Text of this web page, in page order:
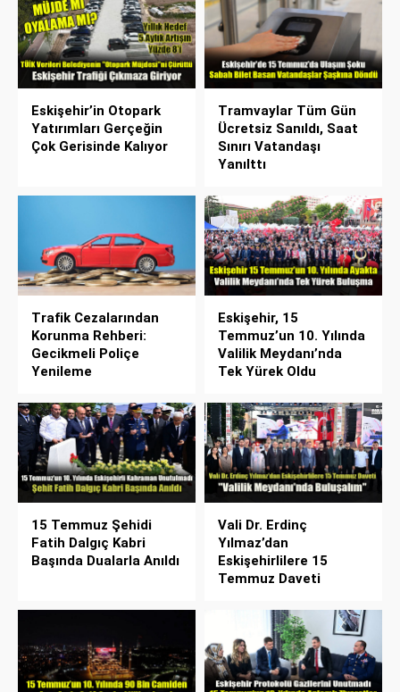
Eskişehir’in Otopark
Yatırımları Gerçeğin
Çok Gerisinde Kalıyor
Tramvaylar Tüm Gün
Ücretsiz Sanıldı, Saat
Sınırı Vatandaşı
Yanılttı
Trafik Cezalarından
Korunma Rehberi:
Gecikmeli Poliçe
Yenileme
Eskişehir, 15
Temmuz’un 10. Yılında
Valilik Meydanı’nda
Tek Yürek Oldu
15 Temmuz Şehidi
Fatih Dalgıç Kabri
Başında Dualarla Anıldı
Vali Dr. Erdinç
Yılmaz’dan
Eskişehirlilere 15
Temmuz Daveti